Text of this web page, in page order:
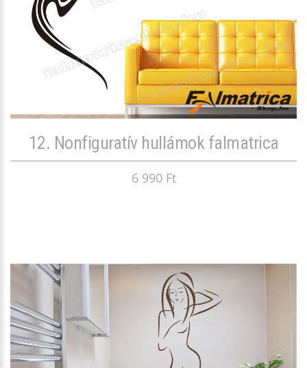
12. Nonfiguratív hullámok falmatrica
6 990 Ft